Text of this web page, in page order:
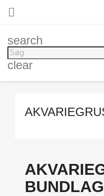

search
clear
BUNDLAG